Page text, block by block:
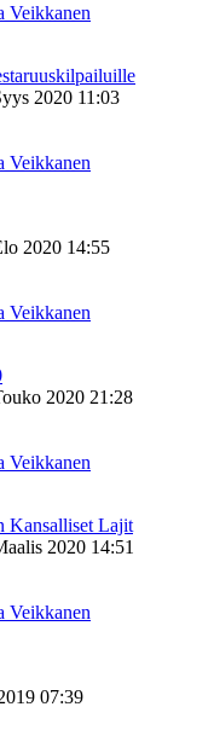
Veikkanen
2020 11:03
Veikkanen
2020 14:55
Veikkanen
2020 21:28
Veikkanen
Kansalliset Lajit
2020 14:51
Veikkanen
07:39